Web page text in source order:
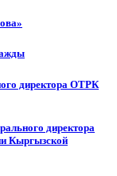
директора ОТРК
директора
Кыргызской